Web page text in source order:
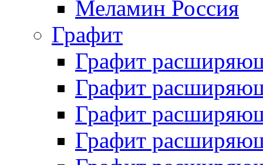
Меламин Россия
Графит
Графит
Графит
Графит
Графит